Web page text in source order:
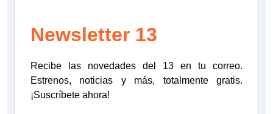
Newsletter 13
Recibe las novedades del 13 en tu correo.
Estrenos, noticias y más, totalmente gratis.
¡Suscríbete ahora!